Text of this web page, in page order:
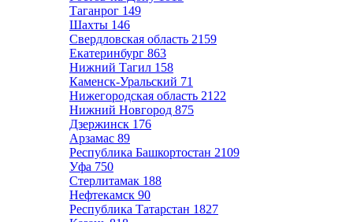
Таганрог 149
Шахты 146
Свердловская область 2159
Екатеринбург 863
Нижний Тагил 158
Каменск-Уральский 71
Нижегородская область 2122
Нижний Новгород 875
Дзержинск 176
Арзамас 89
Республика Башкортостан 2109
Уфа 750
Стерлитамак 188
Нефтекамск 90
Республика Татарстан 1827